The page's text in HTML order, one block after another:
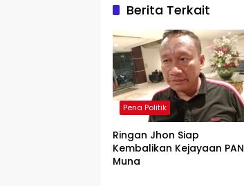
Berita Terkait
Pena Politik
Ringan Jhon Siap
Kembalikan Kejayaan PAN
Muna